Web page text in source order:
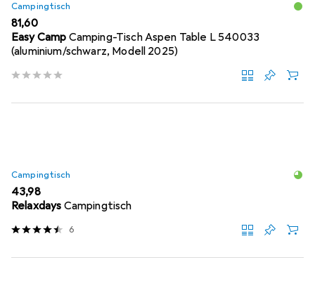
Campingtisch
EUR
81,60
Easy Camp Camping-Tisch Aspen Table L 540033
(aluminium/schwarz, Modell 2025)
Campingtisch
EUR
43,98
Relaxdays Campingtisch
6